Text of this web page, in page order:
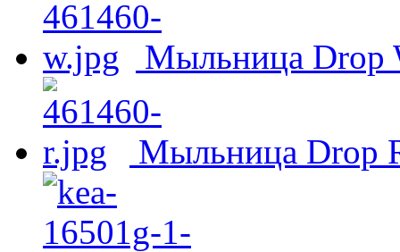
Мыльница Drop
Мыльница Drop